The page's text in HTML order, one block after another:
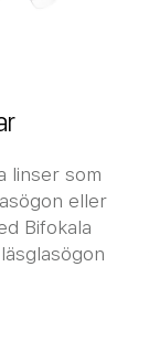
linser som
eller
Bifokala